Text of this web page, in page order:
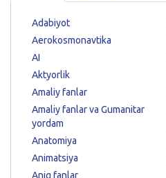
Adabiyot
Aerokosmonavtika
AI
Aktyorlik
Amaliy fanlar
Amaliy fanlar va Gumanitar
yordam
Anatomiya
Animatsiya
Aniq fanlar